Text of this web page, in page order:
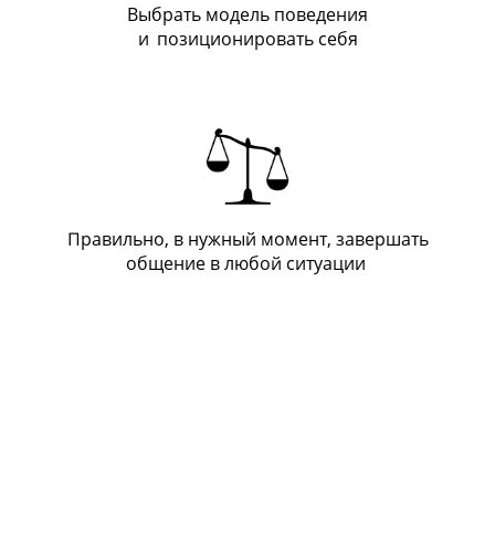
Выбрать модель поведения
и позиционировать себя
Правильно, в нужный момент, завершать
общение в любой ситуации